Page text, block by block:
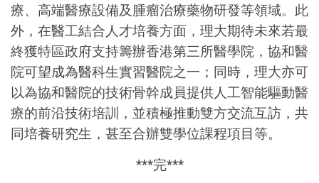
療、高端醫療設備及腫瘤治療藥物研發等領域。此
外，在醫工結合人才培養方面，理大期待未來若最
終獲特區政府支持籌辦香港第三所醫學院，協和醫
院可望成為醫科生實習醫院之一；同時，理大亦可
以為協和醫院的技術骨幹成員提供人工智能驅動醫
療的前沿技術培訓，並積極推動雙方交流互訪，共
同培養研究生，甚至合辦雙學位課程項目等。
***完***